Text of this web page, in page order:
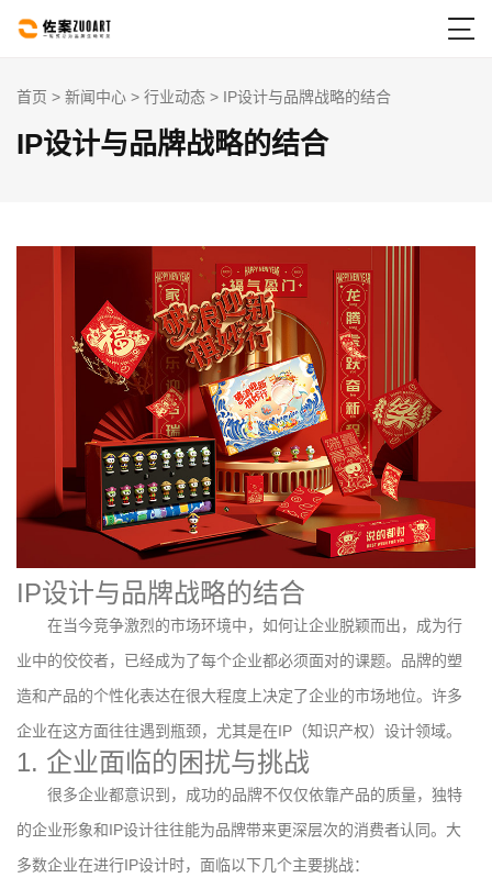

首页 > 新闻中心 > 行业动态 > IP设计与品牌战略的结合
IP设计与品牌战略的结合
IP设计与品牌战略的结合
在当今竞争激烈的市场环境中，如何让企业脱颖而出，成为行
业中的佼佼者，已经成为了每个企业都必须面对的课题。品牌的塑
造和产品的个性化表达在很大程度上决定了企业的市场地位。许多
企业在这方面往往遇到瓶颈，尤其是在IP（知识产权）设计领域。
1. 企业面临的困扰与挑战
很多企业都意识到，成功的品牌不仅仅依靠产品的质量，独特
的企业形象和IP设计往往能为品牌带来更深层次的消费者认同。大
多数企业在进行IP设计时，面临以下几个主要挑战：